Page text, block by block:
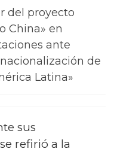
del proyecto
China» en
ante
de
Latina»
sus
refirió a la